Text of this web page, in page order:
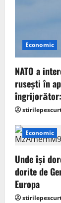
Economic
NATO a
rusești în
Economic
Unde își
dorite de
Europa